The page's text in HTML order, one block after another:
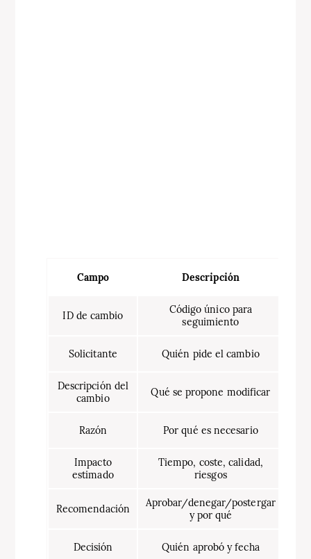
Campo Descripción
ID de cambio
Código único para
seguimiento
Solicitante Quién pide el cambio
Descripción del
cambio
Qué se propone modificar
Razón Por qué es necesario
Impacto
estimado
Tiempo, coste, calidad,
riesgos
Recomendación
Aprobar/denegar/postergar
y por qué
Decisión Quién aprobó y fecha